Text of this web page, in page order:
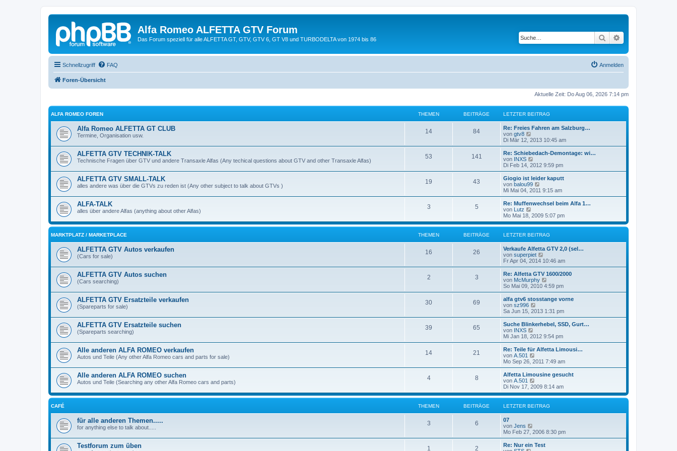
Alfa Romeo ALFETTA GTV Forum
Das Forum speziell für alle ALFETTA GT, GTV, GTV 6, GT V8 und TURBODELTA von 1974 bis 86 Suche
Schnellzugriff FAQ Anmelden
Foren-Übersicht
Aktuelle Zeit: Do Aug 06, 2026 7:14 pm
ALFA ROMEO FOREN THEMEN BEITRÄGE LETZTER BEITRAG
Alfa Romeo ALFETTA GT CLUB
Termine, Organisation usw.
14 84
Re: Freies Fahren am Salzburg…
von gtv8
e
u
e
s
t
r
B
e
i
r
g
Di Mär 12, 2013 10:45 am
ALFETTA GTV TECHNIK-TALK
Technische Fragen über GTV und andere Transaxle Alfas (Any techical questions about GTV and other Transaxle Alfas)
53 141
Re: Schiebedach-Demontage: wi…
von INXS
e
u
e
s
t
B
e
i
t
a
g
Di Feb 14, 2012 9:59 pm
ALFETTA GTV SMALL-TALK
alles andere was über die GTVs zu reden ist (Any other subject to talk about GTVs )
19 43
Giogio ist leider kaputt
von balou99
e
u
e
t
r
B
e
i
t
r
a
g
Mi Mai 04, 2011 9:15 am
ALFA-TALK
alles über andere Alfas (anything about other Alfas)
3 5
Re: Muffenwechsel beim Alfa 1…
von Lutz
e
u
e
s
r
B
e
i
t
r
a
g
Mo Mai 18, 2009 5:07 pm
MARKTPLATZ / MARKETPLACE THEMEN BEITRÄGE LETZTER BEITRAG
ALFETTA GTV Autos verkaufen
(Cars for sale)
16 26
Verkaufe Alfetta GTV 2,0 (sel…
von superpiet
e
u
e
s
t
B
e
r
g
Fr Apr 04, 2014 10:46 am
ALFETTA GTV Autos suchen
(Cars searching)
2 3
Re: Alfetta GTV 1600/2000
von McMurphy
e
u
e
t
r
B
e
i
r
g
So Mai 09, 2010 4:59 pm
ALFETTA GTV Ersatzteile verkaufen
(Spareparts for sale)
30 69
alfa gtv6 stosstange vorne
von sz996
e
u
e
t
r
B
e
i
r
g
Sa Jun 15, 2013 1:31 pm
ALFETTA GTV Ersatzteile suchen
(Spareparts searching)
39 65
Suche Blinkerhebel, SSD, Gurt…
von INXS
e
u
e
s
t
B
e
i
t
a
g
Mi Jan 18, 2012 9:54 pm
Alle anderen ALFA ROMEO verkaufen
Autos und Teile (Any other Alfa Romeo cars and parts for sale)
14 21
Re: Teile für Alfetta Limousi…
von A.501
e
u
e
t
r
B
e
i
a
g
Mo Sep 26, 2011 7:49 am
Alle anderen ALFA ROMEO suchen
Autos und Teile (Searching any other Alfa Romeo cars and parts)
4 8
Alfetta Limousine gesucht
von A.501
e
u
e
s
e
i
t
Di Nov 17, 2009 8:14 am
CAFÉ THEMEN BEITRÄGE LETZTER BEITRAG
für alle anderen Themen.....
for anything else to talk about.....
3 6
07
von Jens
e
u
e
Mo Feb 27, 2006 8:30 pm
Testforum zum üben 1 2
Re: Nur ein Test